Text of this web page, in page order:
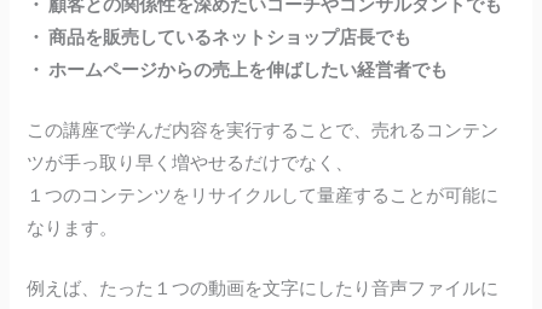
・ 商品を販売しているネットショップ店長でも
・ ホームページからの売上を伸ばしたい経営者でも
この講座で学んだ内容を実行することで、売れるコンテン
ツが手っ取り早く増やせるだけでなく、
１つのコンテンツをリサイクルして量産することが可能に
なります。
例えば、たった１つの動画を文字にしたり音声ファイルに